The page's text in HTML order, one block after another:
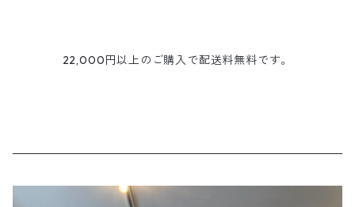
22,000円以上のご購入で配送料無料です。